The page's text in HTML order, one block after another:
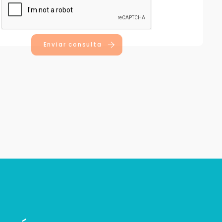
Enviar consulta